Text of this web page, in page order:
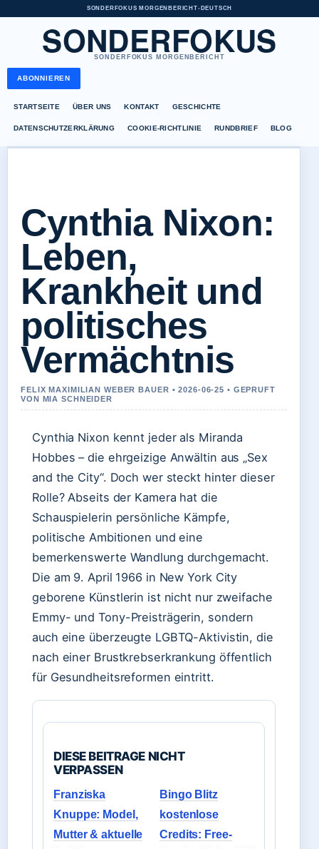
SONDERFOKUS MORGENBERICHT• DEUTSCH
SONDERFOKUS
SONDERFOKUS MORGENBERICHT
ABONNIEREN
STARTSEITE ÜBER UNS KONTAKT GESCHICHTE
DATENSCHUTZERKLÄRUNG COOKIE-RICHTLINIE RUNDBRIEF BLOG
Cynthia Nixon:
Leben,
Krankheit und
politisches
Vermächtnis
FELIX MAXIMILIAN WEBER BAUER • 2026-06-25 • GEPRUFT
VON MIA SCHNEIDER
Cynthia Nixon kennt jeder als Miranda
Hobbes – die ehrgeizige Anwältin aus „Sex
and the City“. Doch wer steckt hinter dieser
Rolle? Abseits der Kamera hat die
Schauspielerin persönliche Kämpfe,
politische Ambitionen und eine
bemerkenswerte Wandlung durchgemacht.
Die am 9. April 1966 in New York City
geborene Künstlerin ist nicht nur zweifache
Emmy- und Tony-Preisträgerin, sondern
auch eine überzeugte LGBTQ-Aktivistin, die
nach einer Brustkrebserkrankung öffentlich
für Gesundheitsreformen eintritt.
DIESE BEITRAGE NICHT
VERPASSEN
Franziska
Knuppe: Model,
Mutter & aktuelle
Bingo Blitz
kostenlose
Credits: Free-